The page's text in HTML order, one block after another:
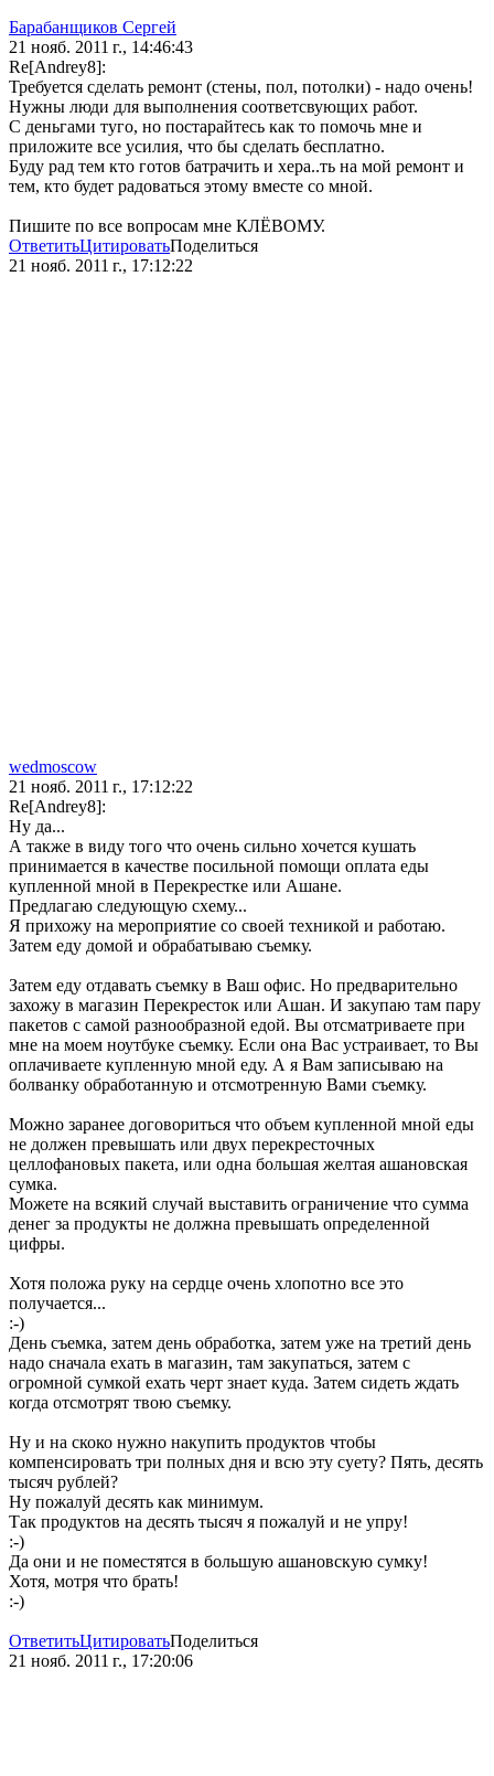
Барабанщиков Сергей
21 нояб. 2011 г., 14:46:43
Re[Andrey8]:
Требуется сделать ремонт (стены, пол, потолки) - надо очень!
Нужны люди для выполнения соответсвующих работ.
С деньгами туго, но постарайтесь как то помочь мне и
приложите все усилия, что бы сделать бесплатно.
Буду рад тем кто готов батрачить и хера..ть на мой ремонт и
тем, кто будет радоваться этому вместе со мной.
Пишите по все вопросам мне КЛЁВОМУ.
ОтветитьЦитироватьПоделиться
21 нояб. 2011 г., 17:12:22
wedmoscow
21 нояб. 2011 г., 17:12:22
Re[Andrey8]:
Ну да...
А также в виду того что очень сильно хочется кушать
принимается в качестве посильной помощи оплата еды
купленной мной в Перекрестке или Ашане.
Предлагаю следующую схему...
Я прихожу на мероприятие со своей техникой и работаю.
Затем еду домой и обрабатываю съемку.
Затем еду отдавать съемку в Ваш офис. Но предварительно
захожу в магазин Перекресток или Ашан. И закупаю там пару
пакетов с самой разнообразной едой. Вы отсматриваете при
мне на моем ноутбуке съемку. Если она Вас устраивает, то Вы
оплачиваете купленную мной еду. А я Вам записываю на
болванку обработанную и отсмотренную Вами съемку.
Можно заранее договориться что объем купленной мной еды
не должен превышать или двух перекресточных
целлофановых пакета, или одна большая желтая ашановская
сумка.
Можете на всякий случай выставить ограничение что сумма
денег за продукты не должна превышать определенной
цифры.
Хотя положа руку на сердце очень хлопотно все это
получается...
:-)
День съемка, затем день обработка, затем уже на третий день
надо сначала ехать в магазин, там закупаться, затем с
огромной сумкой ехать черт знает куда. Затем сидеть ждать
когда отсмотрят твою съемку.
Ну и на скоко нужно накупить продуктов чтобы
компенсировать три полных дня и всю эту суету? Пять, десять
тысяч рублей?
Ну пожалуй десять как минимум.
Так продуктов на десять тысяч я пожалуй и не упру!
:-)
Да они и не поместятся в большую ашановскую сумку!
Хотя, мотря что брать!
:-)
ОтветитьЦитироватьПоделиться
21 нояб. 2011 г., 17:20:06